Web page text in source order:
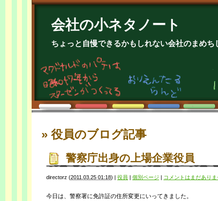
会社の小ネタノート
ちょっと自慢できるかもしれない会社のまめち
» 役員のブログ記事
警察庁出身の上場企業役員
directorz (2011.03.25 01:18) | 役員 | 個別ページ | コメントはまだあり
今日は、警察署に免許証の住所変更にいってきました。